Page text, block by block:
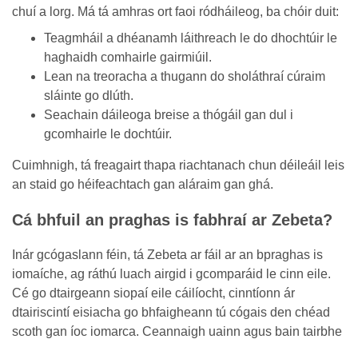
chuí a lorg. Má tá amhras ort faoi ródháileog, ba chóir duit:
Teagmháil a dhéanamh láithreach le do dhochtúir le
haghaidh comhairle gairmiúil.
Lean na treoracha a thugann do sholáthraí cúraim
sláinte go dlúth.
Seachain dáileoga breise a thógáil gan dul i
gcomhairle le dochtúir.
Cuimhnigh, tá freagairt thapa riachtanach chun déileáil leis
an staid go héifeachtach gan aláraim gan ghá.
Cá bhfuil an praghas is fabhraí ar Zebeta?
Inár gcógaslann féin, tá Zebeta ar fáil ar an bpraghas is
iomaíche, ag ráthú luach airgid i gcomparáid le cinn eile.
Cé go dtairgeann siopaí eile cáilíocht, cinntíonn ár
dtairiscintí eisiacha go bhfaigheann tú cógais den chéad
scoth gan íoc iomarca. Ceannaigh uainn agus bain tairbhe